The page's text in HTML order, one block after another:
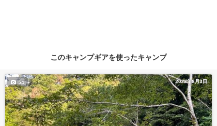
このキャンプギアを使ったキャンプ
2022年8月3日
54